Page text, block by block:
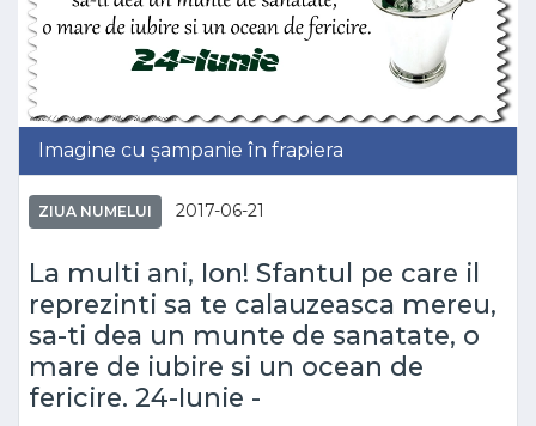
Imagine cu șampanie în frapiera
ZIUA NUMELUI 2017-06-21
La multi ani, Ion! Sfantul pe care il
reprezinti sa te calauzeasca mereu,
sa-ti dea un munte de sanatate, o
mare de iubire si un ocean de
fericire. 24-Iunie -